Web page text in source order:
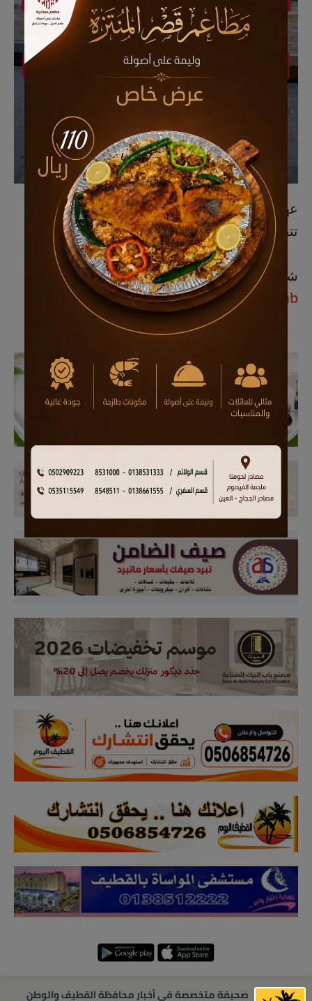
عهد الإخوة للمقاولات 🚨🚨🚨 الأسعار فرصة ما
تتفوت 🔥
شاهد التغطية الإعلانية
https://vt.tiktok.com/ZS5bv8Bmb/
صحيفة متخصصة في أخبار محافظة القطيف والوطن